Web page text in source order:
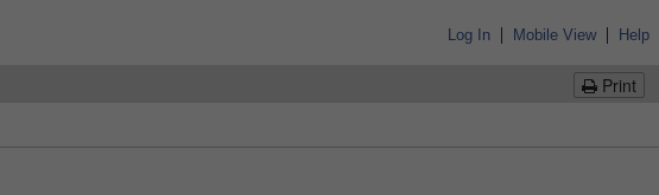
Log In | Mobile View | Help
Print